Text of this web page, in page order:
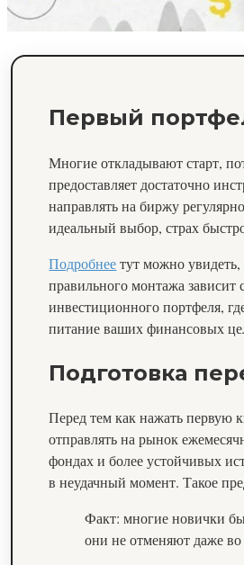
Первый
Многие откладывают старт,
предоставляет достаточно
направлять на биржу
идеальный выбор, страх
Подробнеетут можно
правильного монтажа
инвестиционного портфеля,
питание ваших финансовых
Подготовка
Перед тем как нажать первую
отправлять на рынок
фондах и более устойчивых
в неудачный момент. Такое
Факт: многие новички
они не отменяют даже